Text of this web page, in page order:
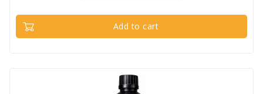
Add to cart